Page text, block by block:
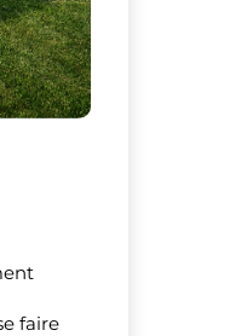
le bandeau
faire